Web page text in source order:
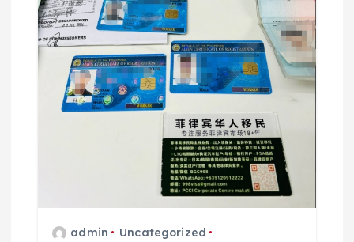
admin
Uncategorized